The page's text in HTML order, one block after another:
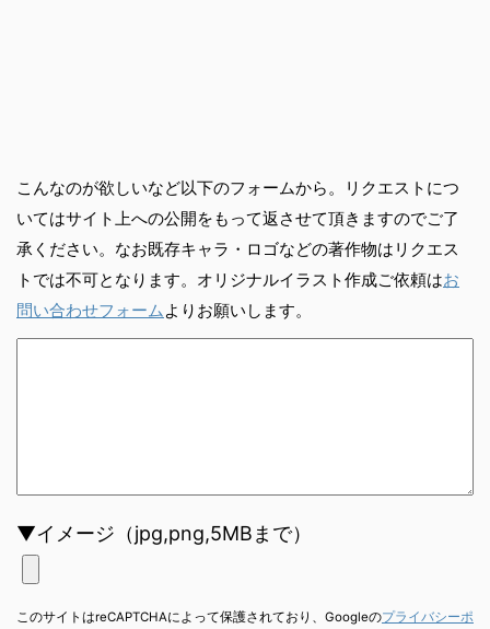
こんなのが欲しいなど以下のフォームから。リクエストにつ
いてはサイト上への公開をもって返させて頂きますのでご了
承ください。なお既存キャラ・ロゴなどの著作物はリクエス
トでは不可となります。オリジナルイラスト作成ご依頼はお
問い合わせフォーム よりお願いします。
▼イメージ（jpg,png,5MBまで）
このサイトはreCAPTCHAによって保護されており、Googleのプライバシーポ